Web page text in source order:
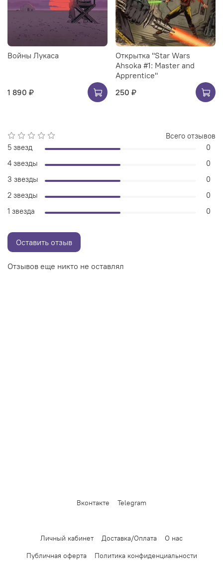
Войны Лукаса
1 890 ₽
Открытка "Star Wars
Ahsoka #1: Master and
Apprentice"
250 ₽
Отзывов еще никто не оставлял
Всего отзывов
5 звезд
0
4 звезды
0
3 звезды
0
2 звезды
0
1 звезда
0
Оставить отзыв
Вконтакте Telegram
Личный кабинет Доставка/Оплата
О нас
Публичная оферта
Политика конфиденциальности